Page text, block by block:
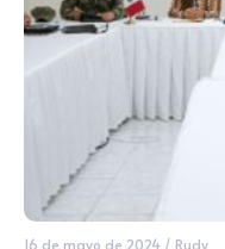
16 de mayo de 2024 / Rudy